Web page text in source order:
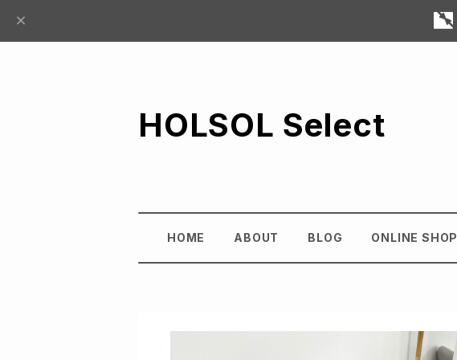
HOLSOL Select
HOME ABOUT BLOG ONLINE SHOP